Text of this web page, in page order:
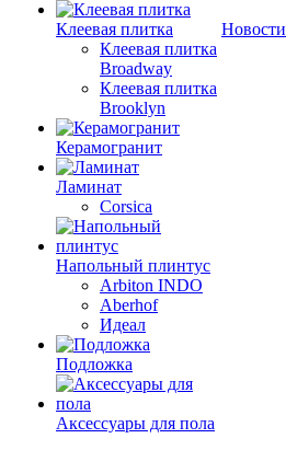
Клеевая плитка
Клеевая плитка
Broadway
Клеевая плитка
Brooklyn
Керамогранит
Ламинат
Corsica
Напольный плинтус
Arbiton INDO
Aberhof
Идеал
Подложка
Аксессуары для пола
Новости